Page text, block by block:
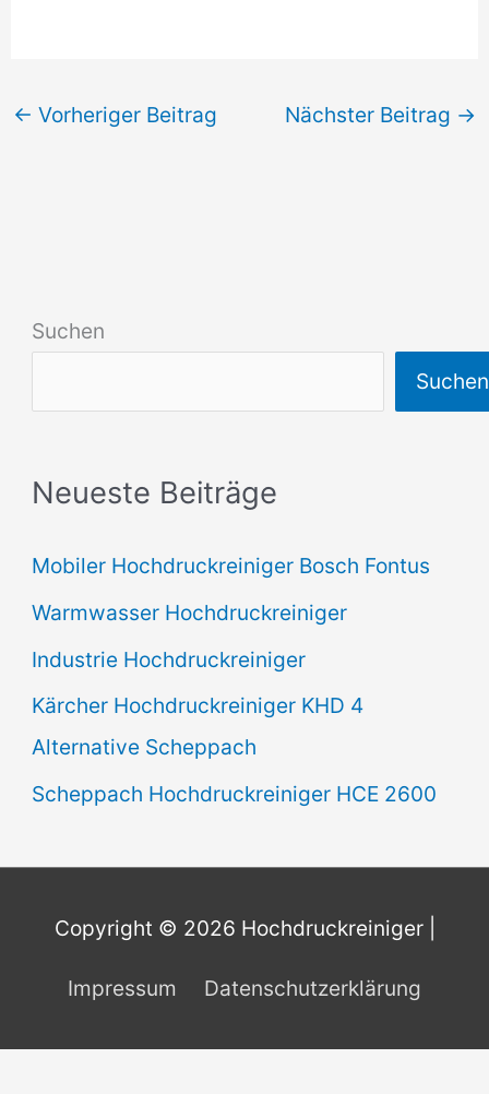
← Vorheriger Beitrag Nächster Beitrag →
Suchen
Suchen
Neueste Beiträge
Mobiler Hochdruckreiniger Bosch Fontus
Warmwasser Hochdruckreiniger
Industrie Hochdruckreiniger
Kärcher Hochdruckreiniger KHD 4
Alternative Scheppach
Scheppach Hochdruckreiniger HCE 2600
Copyright © 2026 Hochdruckreiniger|
Impressum Datenschutzerklärung